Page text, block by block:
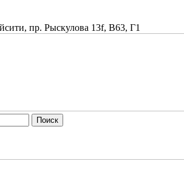
пр. Рыскулова 13f, В63, Г1
Поиск